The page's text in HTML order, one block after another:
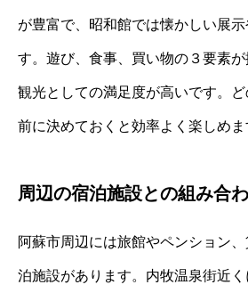
が豊富で、昭和館では懐かしい展
す。遊び、食事、買い物の３要素
観光としての満足度が高いです。
前に決めておくと効率よく楽しめま
周辺の宿泊施設との組み合
阿蘇市周辺には旅館やペンション
泊施設があります。内牧温泉街近